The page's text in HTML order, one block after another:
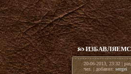
20-06-2013, 23:32 |
чел. | добавил: sergei